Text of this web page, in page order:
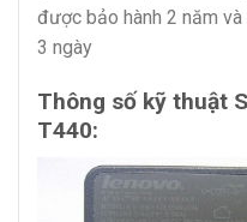
được bảo hành 2 năm
3 ngày
Thông số kỹ thuật
T440: